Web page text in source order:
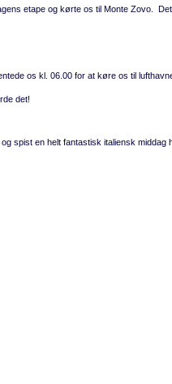
etape og kørte os til Monte Zovo. Det
os kl. 06.00 for at køre os til
det!
spist en helt fantastisk italiensk middag